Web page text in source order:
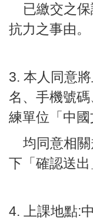
已繳交之保
抗力之事由。
3. 本人同意
名、手機號
練單位「中國
均同意相關
下「確認送出
4. 上課地點: